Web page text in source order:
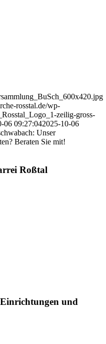
rosstal.de/wp-
zeilig-gross-
06 09:27:042025-10-06
Unser
Beraten Sie mit!
Roßtal
und